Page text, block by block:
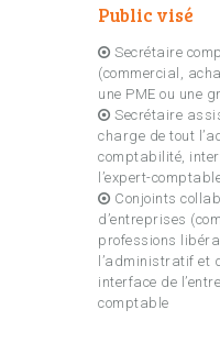
Public visé
Secrétaire
(commercial,
une PME ou une
Secrétaire
charge de tout
comptabilité,
l’expert-
Conjoints
d’entreprises
professions
l’administratif et
interface de
comptable